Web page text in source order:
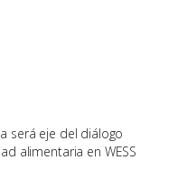
será eje del diálogo
alimentaria en WESS